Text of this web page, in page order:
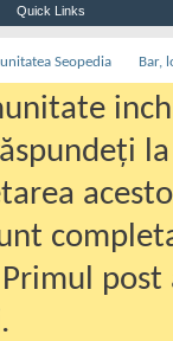
Quick Links
Seopedia Bar,
.